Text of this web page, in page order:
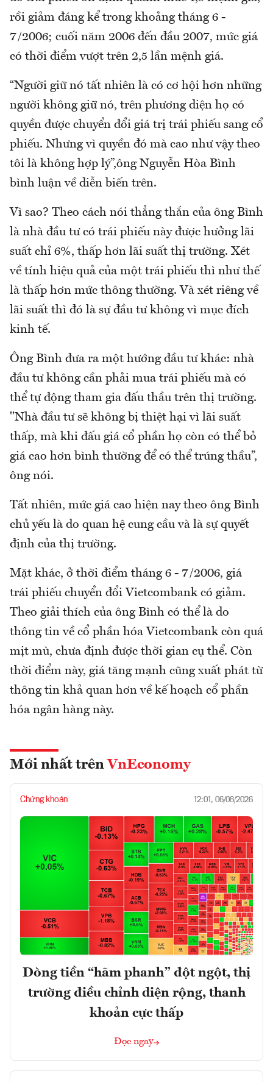
rồi giảm đáng kể trong khoảng tháng 6 -
7/2006; cuối năm 2006 đến đầu 2007, mức giá
có thời điểm vượt trên 2,5 lần mệnh giá.
“Người giữ nó tất nhiên là có cơ hội hơn những
người không giữ nó, trên phương diện họ có
quyền được chuyển đổi giá trị trái phiếu sang cổ
phiếu. Nhưng vì quyền đó mà cao như vậy theo
tôi là không hợp lý”,ông Nguyễn Hòa Bình
bình luận về diễn biến trên.
Vì sao? Theo cách nói thẳng thắn của ông Bình
là nhà đầu tư có trái phiếu này được hưởng lãi
suất chỉ 6%, thấp hơn lãi suất thị trường. Xét
về tính hiệu quả của một trái phiếu thì như thế
là thấp hơn mức thông thường. Và xét riêng về
lãi suất thì đó là sự đầu tư không vì mục đích
kinh tế.
Ông Bình đưa ra một hướng đầu tư khác: nhà
đầu tư không cần phải mua trái phiếu mà có
thể tự động tham gia đấu thầu trên thị trường.
"Nhà đầu tư sẽ không bị thiệt hại vì lãi suất
thấp, mà khi đấu giá cổ phần họ còn có thể bỏ
giá cao hơn bình thường để có thể trúng thầu”,
ông nói.
Tất nhiên, mức giá cao hiện nay theo ông Bình
chủ yếu là do quan hệ cung cầu và là sự quyết
định của thị trường.
Mặt khác, ở thời điểm tháng 6 - 7/2006, giá
trái phiếu chuyển đổi Vietcombank có giảm.
Theo giải thích của ông Bình có thể là do
thông tin về cổ phần hóa Vietcombank còn quá
mịt mù, chưa định được thời gian cụ thể. Còn
thời điểm này, giá tăng mạnh cũng xuất phát từ
thông tin khả quan hơn về kế hoạch cổ phần
hóa ngân hàng này.
Mới nhất trên VnEconomy
Chứng khoán 12:01, 06/08/2026
Dòng tiền “hãm phanh” đột ngột, thị
trường điều chỉnh diện rộng, thanh
khoản cực thấp
Đọc ngay